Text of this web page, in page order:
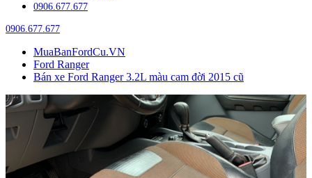
0906.677.677
0906.677.677
MuaBanFordCu.VN
Ford Ranger
Bán xe Ford Ranger 3.2L màu cam đời 2015 cũ